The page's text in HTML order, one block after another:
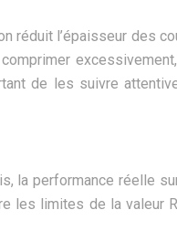
réduit l’épaisseur des
de les suivre
la performance réelle
les limites de la valeur